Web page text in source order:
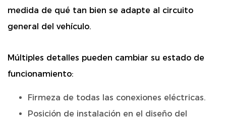
medida de qué tan bien se adapte al circuito
general del vehículo.
Múltiples detalles pueden cambiar su estado de
funcionamiento:
Firmeza de todas las conexiones eléctricas.
Posición de instalación en el diseño del